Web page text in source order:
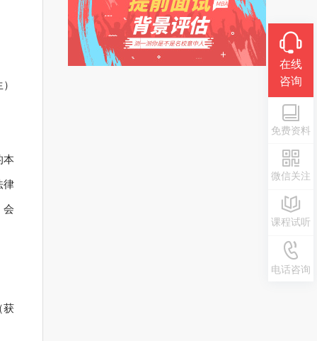
本
律
会
获
在线
咨询
免费资料
微信关注
课程试听
电话咨询
0371-